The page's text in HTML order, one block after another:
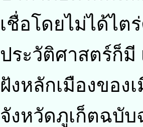
เชื่อโดยไม่ได้ไต
ประวัติศาสตร์ก็
ฝังหลักเมืองของ
จังหวัดภูเก็ตฉบั